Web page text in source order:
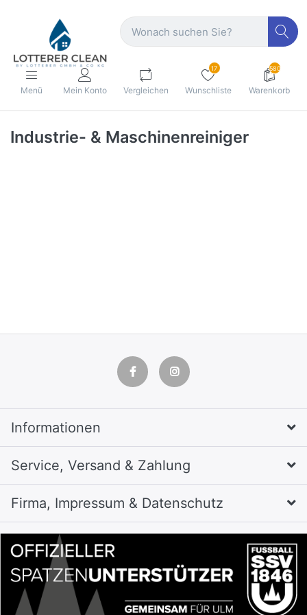
Menü Mein Konto Vergleichen
17
Wunschliste
580
Warenkorb
Industrie- & Maschinenreiniger
Informationen
Service, Versand & Zahlung
Firma, Impressum & Datenschutz